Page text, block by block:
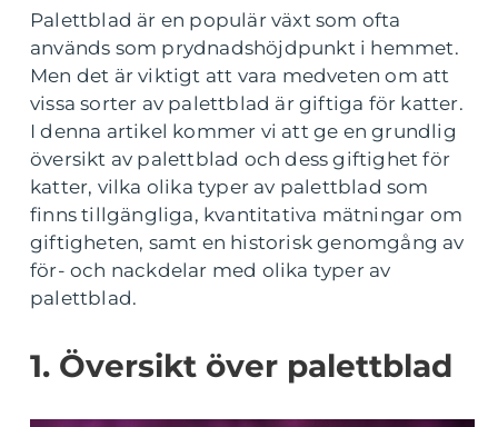
Palettblad är en populär växt som ofta
används som prydnadshöjdpunkt i hemmet.
Men det är viktigt att vara medveten om att
vissa sorter av palettblad är giftiga för katter.
I denna artikel kommer vi att ge en grundlig
översikt av palettblad och dess giftighet för
katter, vilka olika typer av palettblad som
finns tillgängliga, kvantitativa mätningar om
giftigheten, samt en historisk genomgång av
för- och nackdelar med olika typer av
palettblad.
1. Översikt över palettblad